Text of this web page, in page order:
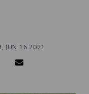
JUN 16 2021